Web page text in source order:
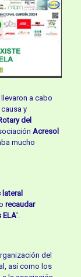
a cabo
y
del
Acresol
mucho
recaudar
ELA’.
del
así como los